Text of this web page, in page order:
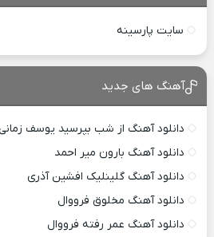
سایت پارسینه
آهنگ های جدید
دانلود آهنگ از شب بپرسید یوسف
دانلود آهنگ بارون میر احمد
دانلود آهنگ گلینلیک افشین آذری
دانلود آهنگ مخلوق فرووال
دانلود آهنگ عمر رفته فرووال